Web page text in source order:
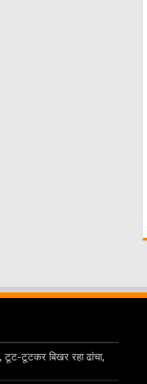
टूट-टूटकर बिखर रहा ढांचा,